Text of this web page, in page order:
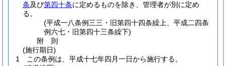
条及び第四十条に定めるものを除き、管理者が別に定め
る。
(平成一八条例三三・旧第四十四条繰上、平成二四条
例六七・旧第四十三条繰下)
附 則
(施行期日)
1
この条例は、平成十七年四月一日から施行する。